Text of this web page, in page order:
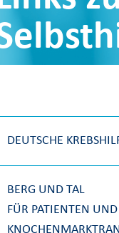
DEUTSCHE
BERG UND TAL
FÜR PATIENTEN